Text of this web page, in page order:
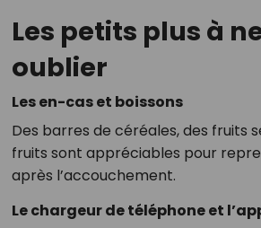
Les petits plus à
oublier
Les en-cas et boissons
Des barres de céréales, des fruits
fruits sont appréciables pour
après l’accouchement.
Le chargeur de téléphone et